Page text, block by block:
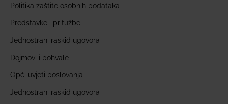
Politika zaštite osobnih podataka
Predstavke i pritužbe
Jednostrani raskid ugovora
Dojmovi i pohvale
Opći uvjeti poslovanja
Jednostrani raskid ugovora